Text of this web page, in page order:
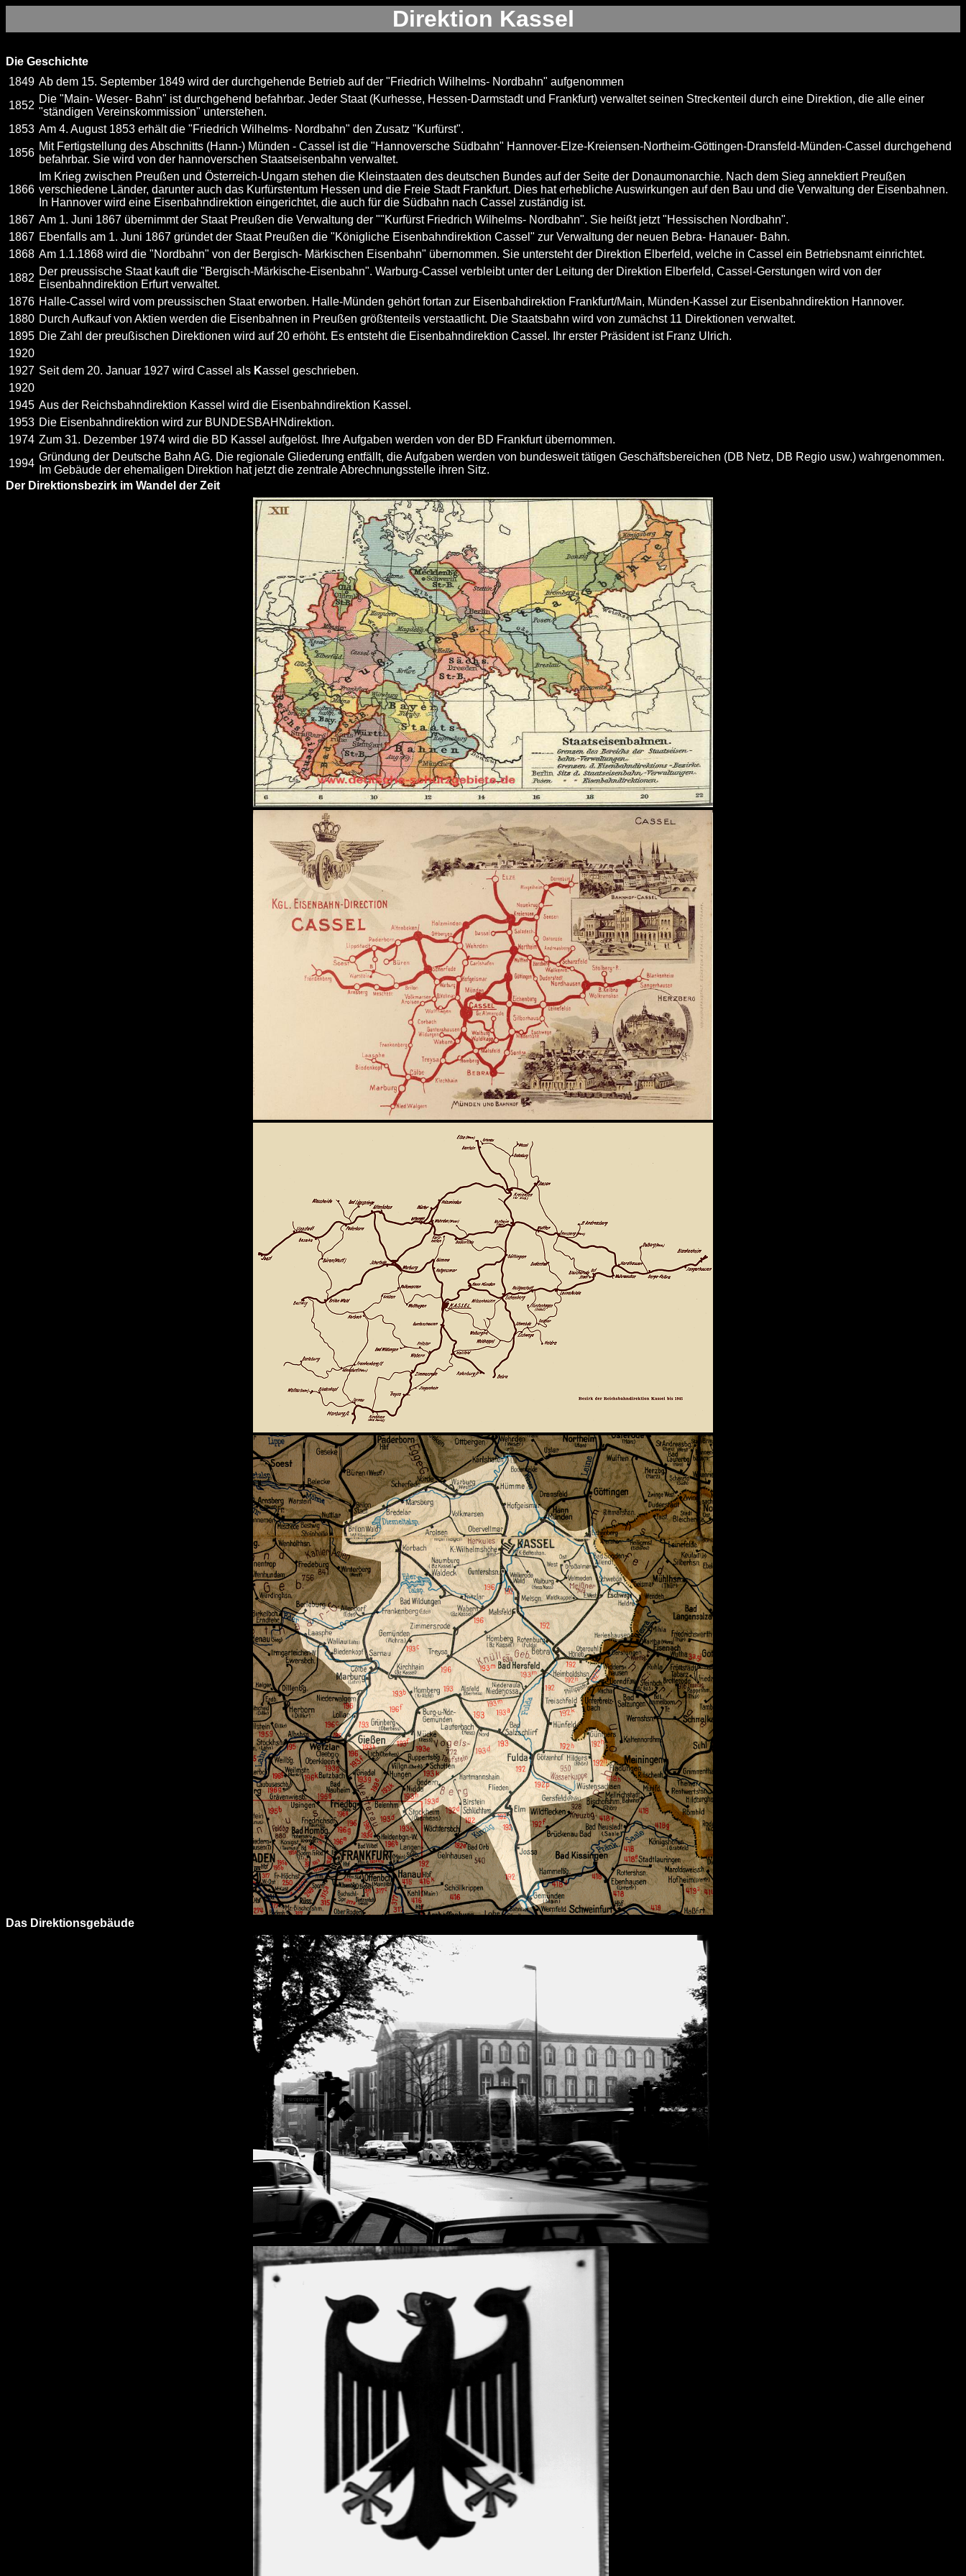
Direktion Kassel
Die Geschichte
1849 Ab dem 15. September 1849 wird der durchgehende Betrieb auf der "Friedrich Wilhelms- Nordbahn" aufgenommen
1852
Die "Main- Weser- Bahn" ist durchgehend befahrbar. Jeder Staat (Kurhesse, Hessen-Darmstadt und Frankfurt) verwaltet seinen Streckenteil durch eine Direktion, die alle einer
"ständigen Vereinskommission" unterstehen.
1853 Am 4. August 1853 erhält die "Friedrich Wilhelms- Nordbahn" den Zusatz "Kurfürst".
1856
Mit Fertigstellung des Abschnitts (Hann-) Münden - Cassel ist die "Hannoversche Südbahn" Hannover-Elze-Kreiensen-Northeim-Göttingen-Dransfeld-Münden-Cassel durchgehend
befahrbar. Sie wird von der hannoverschen Staatseisenbahn verwaltet.
1866
Im Krieg zwischen Preußen und Österreich-Ungarn stehen die Kleinstaaten des deutschen Bundes auf der Seite der Donaumonarchie. Nach dem Sieg annektiert Preußen
verschiedene Länder, darunter auch das Kurfürstentum Hessen und die Freie Stadt Frankfurt. Dies hat erhebliche Auswirkungen auf den Bau und die Verwaltung der Eisenbahnen.
In Hannover wird eine Eisenbahndirektion eingerichtet, die auch für die Südbahn nach Cassel zuständig ist.
1867 Am 1. Juni 1867 übernimmt der Staat Preußen die Verwaltung der ""Kurfürst Friedrich Wilhelms- Nordbahn". Sie heißt jetzt "Hessischen Nordbahn".
1867 Ebenfalls am 1. Juni 1867 gründet der Staat Preußen die "Königliche Eisenbahndirektion Cassel" zur Verwaltung der neuen Bebra- Hanauer- Bahn.
1868 Am 1.1.1868 wird die "Nordbahn" von der Bergisch- Märkischen Eisenbahn" übernommen. Sie untersteht der Direktion Elberfeld, welche in Cassel ein Betriebsnamt einrichtet.
1882
Der preussische Staat kauft die "Bergisch-Märkische-Eisenbahn". Warburg-Cassel verbleibt unter der Leitung der Direktion Elberfeld, Cassel-Gerstungen wird von der
Eisenbahndirektion Erfurt verwaltet.
1876 Halle-Cassel wird vom preussischen Staat erworben. Halle-Münden gehört fortan zur Eisenbahdirektion Frankfurt/Main, Münden-Kassel zur Eisenbahndirektion Hannover.
1880 Durch Aufkauf von Aktien werden die Eisenbahnen in Preußen größtenteils verstaatlicht. Die Staatsbahn wird von zumächst 11 Direktionen verwaltet.
1895 Die Zahl der preußischen Direktionen wird auf 20 erhöht. Es entsteht die Eisenbahndirektion Cassel. Ihr erster Präsident ist Franz Ulrich.
1920
1927 Seit dem 20. Januar 1927 wird Cassel als Kassel geschrieben.
1920
1945 Aus der Reichsbahndirektion Kassel wird die Eisenbahndirektion Kassel.
1953 Die Eisenbahndirektion wird zur BUNDESBAHNdirektion.
1974 Zum 31. Dezember 1974 wird die BD Kassel aufgelöst. Ihre Aufgaben werden von der BD Frankfurt übernommen.
1994
Gründung der Deutsche Bahn AG. Die regionale Gliederung entfällt, die Aufgaben werden von bundesweit tätigen Geschäftsbereichen (DB Netz, DB Regio usw.) wahrgenommen.
Im Gebäude der ehemaligen Direktion hat jetzt die zentrale Abrechnungsstelle ihren Sitz.
Der Direktionsbezirk im Wandel der Zeit
Das Direktionsgebäude